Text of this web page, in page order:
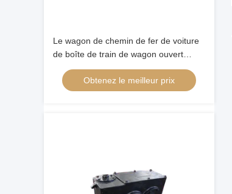
Le wagon de chemin de fer de voiture
de boîte de train de wagon ouvert
d'OEM partie des panneaux latéraux
moyens de porte d'alliage d'Al
Obtenez le meilleur prix